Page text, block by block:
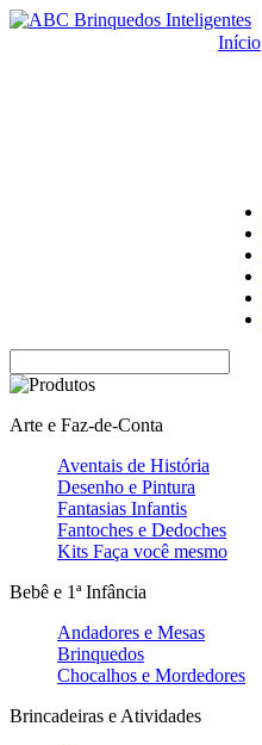
Início
Arte e Faz-de-Conta
Aventais de História
Desenho e Pintura
Fantasias Infantis
Fantoches e Dedoches
Kits Faça você mesmo
Bebê e 1ª Infância
Andadores e Mesas
Brinquedos
Chocalhos e Mordedores
Brincadeiras e Atividades